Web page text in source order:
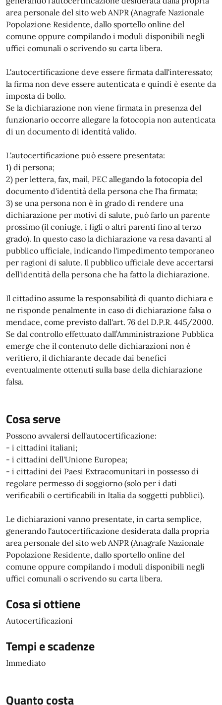
area personale del sito web ANPR (Anagrafe Nazionale
Popolazione Residente, dallo sportello online del
comune oppure compilando i moduli disponibili negli
uffici comunali o scrivendo su carta libera.
L'autocertificazione deve essere firmata dall'interessato;
la firma non deve essere autenticata e quindi è esente da
imposta di bollo.
Se la dichiarazione non viene firmata in presenza del
funzionario occorre allegare la fotocopia non autenticata
di un documento di identità valido.
L'autocertificazione può essere presentata:
1) di persona;
2) per lettera, fax, mail, PEC allegando la fotocopia del
documento d'identità della persona che l'ha firmata;
3) se una persona non è in grado di rendere una
dichiarazione per motivi di salute, può farlo un parente
prossimo (il coniuge, i figli o altri parenti fino al terzo
grado). In questo caso la dichiarazione va resa davanti al
pubblico ufficiale, indicando l'impedimento temporaneo
per ragioni di salute. Il pubblico ufficiale deve accertarsi
dell'identità della persona che ha fatto la dichiarazione.
Il cittadino assume la responsabilità di quanto dichiara e
ne risponde penalmente in caso di dichiarazione falsa o
mendace, come previsto dall'art. 76 del D.P.R. 445/2000.
Se dal controllo effettuato dall’Amministrazione Pubblica
emerge che il contenuto delle dichiarazioni non è
veritiero, il dichiarante decade dai benefici
eventualmente ottenuti sulla base della dichiarazione
falsa.
Cosa serve
Possono avvalersi dell'autocertificazione:
- i cittadini italiani;
- i cittadini dell'Unione Europea;
- i cittadini dei Paesi Extracomunitari in possesso di
regolare permesso di soggiorno (solo per i dati
verificabili o certificabili in Italia da soggetti pubblici).
Le dichiarazioni vanno presentate, in carta semplice,
generando l'autocertificazione desiderata dalla propria
area personale del sito web ANPR (Anagrafe Nazionale
Popolazione Residente, dallo sportello online del
comune oppure compilando i moduli disponibili negli
uffici comunali o scrivendo su carta libera.
Cosa si ottiene
Autocertificazioni
Tempi e scadenze
Immediato
Quanto costa